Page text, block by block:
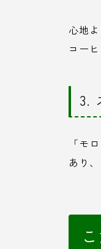
心地
コー
3.
「モ
あり